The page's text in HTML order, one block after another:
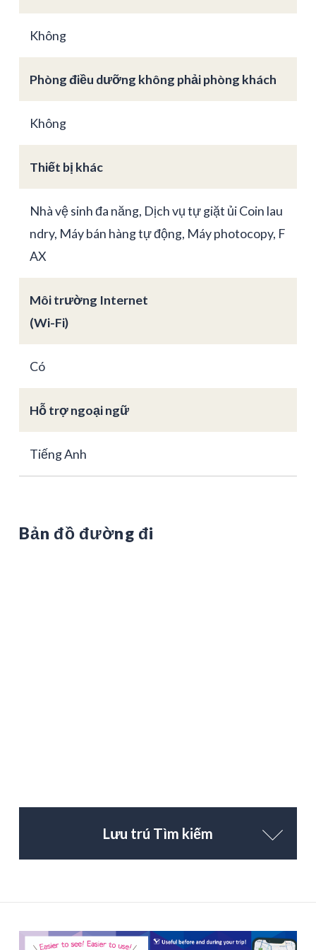
Không
Phòng điều dưỡng không phải phòng khách
Không
Thiết bị khác
Nhà vệ sinh đa năng, Dịch vụ tự giặt ủi Coin lau
ndry, Máy bán hàng tự động, Máy photocopy, F
AX
Môi trường Internet
(Wi-Fi)
Có
Hỗ trợ ngoại ngữ
Tiếng Anh
Bản đồ đường đi
Lưu trú Tìm kiếm